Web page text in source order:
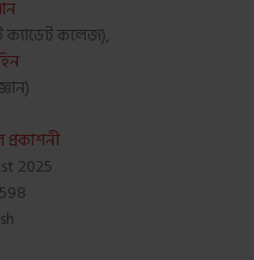
ক্যাডেট কলেজ),
2025